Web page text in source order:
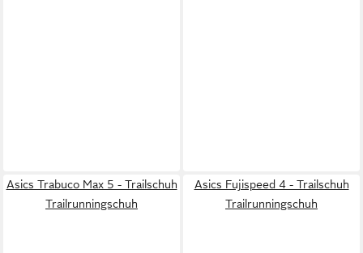
Asics Trabuco Max 5 - Trailschuh
Trailrunningschuh
Asics Fujispeed 4 - Trailschuh
Trailrunningschuh